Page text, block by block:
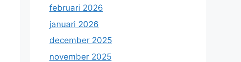
februari 2026
januari 2026
december 2025
november 2025